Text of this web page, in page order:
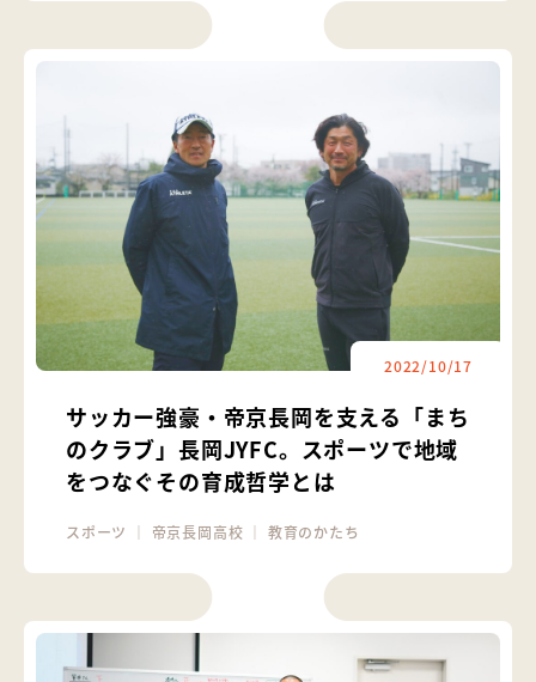
2022/10/17
サッカー強豪・帝京長岡を支える「まち
のクラブ」長岡JYFC。スポーツで地域
をつなぐその育成哲学とは
スポーツ ｜ 帝京長岡高校 ｜ 教育のかたち